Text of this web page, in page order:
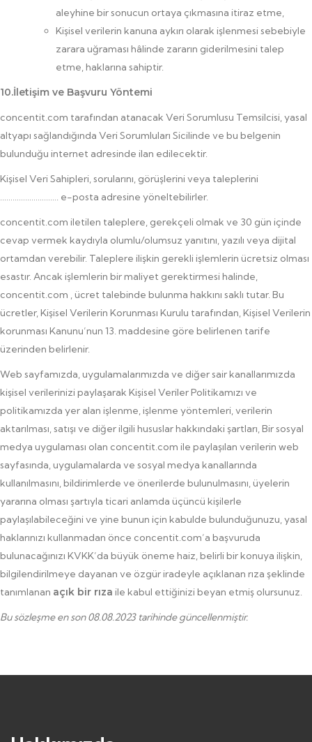
aleyhine bir sonucun ortaya çıkmasına itiraz etme,
Kişisel verilerin kanuna aykırı olarak işlenmesi sebebiyle
zarara uğraması hâlinde zararın giderilmesini talep
etme, haklarına sahiptir.
10.İletişim ve Başvuru Yöntemi
concentit.com tarafından atanacak Veri Sorumlusu Temsilcisi, yasal
altyapı sağlandığında Veri Sorumluları Sicilinde ve bu belgenin
bulunduğu internet adresinde ilan edilecektir.
Kişisel Veri Sahipleri, sorularını, görüşlerini veya taleplerini
………………………. e-posta adresine yöneltebilirler.
concentit.com iletilen taleplere, gerekçeli olmak ve 30 gün içinde
cevap vermek kaydıyla olumlu/olumsuz yanıtını, yazılı veya dijital
ortamdan verebilir. Taleplere ilişkin gerekli işlemlerin ücretsiz olması
esastır. Ancak işlemlerin bir maliyet gerektirmesi halinde,
concentit.com , ücret talebinde bulunma hakkını saklı tutar. Bu
ücretler, Kişisel Verilerin Korunması Kurulu tarafından, Kişisel Verilerin
korunması Kanunu’nun 13. maddesine göre belirlenen tarife
üzerinden belirlenir.
Web sayfamızda, uygulamalarımızda ve diğer sair kanallarımızda
kişisel verilerinizi paylaşarak Kişisel Veriler Politikamızı ve
politikamızda yer alan işlenme, işlenme yöntemleri, verilerin
aktarılması, satışı ve diğer ilgili hususlar hakkındaki şartları, Bir sosyal
medya uygulaması olan concentit.com ile paylaşılan verilerin web
sayfasında, uygulamalarda ve sosyal medya kanallarında
kullanılmasını, bildirimlerde ve önerilerde bulunulmasını, üyelerin
yararına olması şartıyla ticari anlamda üçüncü kişilerle
paylaşılabileceğini ve yine bunun için kabulde bulunduğunuzu, yasal
haklarınızı kullanmadan önce concentit.com’a başvuruda
bulunacağınızı KVKK’da büyük öneme haiz, belirli bir konuya ilişkin,
bilgilendirilmeye dayanan ve özgür iradeyle açıklanan rıza şeklinde
tanımlanan açık bir rıza ile kabul ettiğinizi beyan etmiş olursunuz.
Bu sözleşme en son 08.08.2023 tarihinde güncellenmiştir.